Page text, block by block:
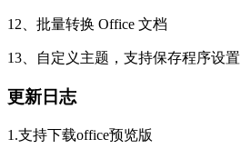
12、批量转换 Office 文档
13、自定义主题，支持保存程序设置
更新日志
1.支持下载office预览版